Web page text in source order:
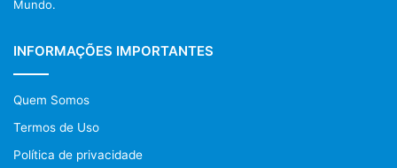
Mundo.
INFORMAÇÕES IMPORTANTES
Quem Somos
Termos de Uso
Política de privacidade